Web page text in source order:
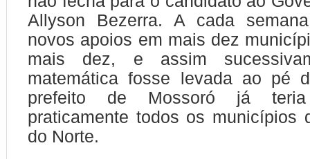
Allyson Bezerra. A cada
novos apoios em mais dez
mais dez, e assim
matemática fosse levada ao pé
prefeito de Mossoró já teria
praticamente todos os municípios
do Norte.